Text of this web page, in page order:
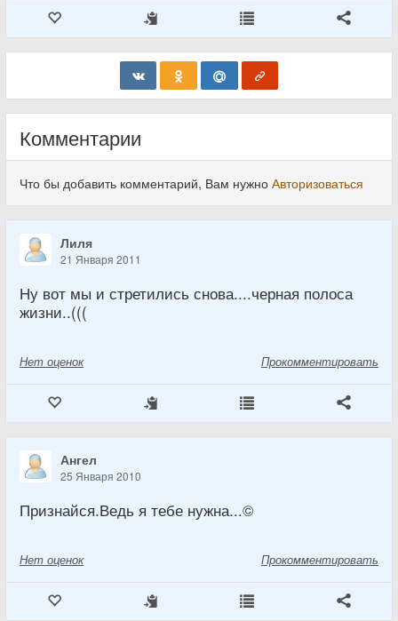
Комментарии
Что бы добавить комментарий, Вам нужно Авторизоваться
Лиля
21 Января 2011
Ну вот мы и стретились снова....черная полоса
жизни..(((
Нет оценок Прокомментировать
Ангел
25 Января 2010
Признайся.Ведь я тебе нужна...©
Нет оценок Прокомментировать